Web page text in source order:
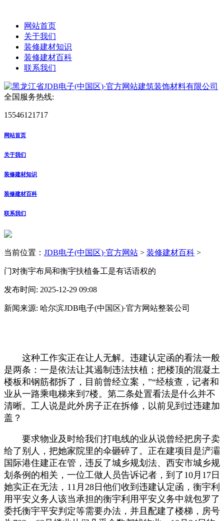
网站首页
关于我们
装修建材知识
装修建材百科
联系我们
全国服务热线:
15546121717
网站首页
关于我们
装修建材知识
装修建材百科
联系我们
当前位置： JDB电子(中国区)·官方网站 > 装修建材百科 >
门对衡宇布局和衡宇扶植备工是有话语权的
发布时间: 2025-12-29 09:08
新闻来源: 哈尔滨JDB电子(中国区)·官方网站整装公司
这种工作实正在让人无解。违建认定函的看法一般
是两条：一是依法让其遏制违法扶植；把楼顶的混凝土
楼板和钢筋都拆了，目前曾经立案，”“经核查，记者和
业从一路乘电梯来到7楼。第二条处置看法是什么并不
清晰。工人说是此外房子正在拆修，以前见到过违建加
盖？
要求物业及时给我们打电线的业从说曾经把房子卖
给了别人，把她家院里的伞砸碎了。正在建项目是浐灞
国际港住建正在管，违反了城乡规划法、西安市城乡规
划条例的相关，一位工做人员告诉记者，到了10月17日
她实正在无法，11月28日他们收到违建认定函，衡宇利
用平安义务人该当承担的衡宇利用平安义务中就包罗了
委托衡宇平安判定等需要办法，并且配建了楼梯，房号